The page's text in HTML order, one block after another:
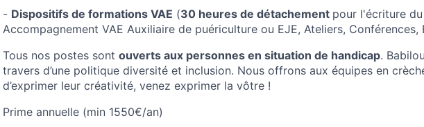
- Dispositifs de formations VAE (30 heures de détachement pour l'écriture
Accompagnement VAE Auxiliaire de puériculture ou EJE, Ateliers, Conférences,
Tous nos postes sont ouverts aux personnes en situation de handicap.
travers d’une politique diversité et inclusion. Nous offrons aux équipes en
d’exprimer leur créativité, venez exprimer la vôtre !
Prime annuelle (min 1550€/an)